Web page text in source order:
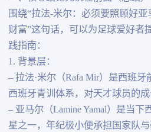
围绕“拉法-米尔：必须要照顾好
财富”这句话，可以为足球爱好者
践指南：
1. 背景层：
– 拉法·米尔（Rafa Mir）是西班
西班牙青训体系，对天才球员的成
– 亚马尔（Lamine Yamal）是当
星之一，年纪极小便承担国家队